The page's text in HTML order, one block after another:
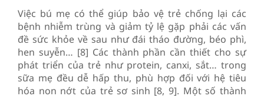
Việc bú mẹ có thể giúp bảo vệ trẻ chống lại các
bệnh nhiễm trùng và giảm tỷ lệ gặp phải các vấn
đề sức khỏe về sau như đái tháo đường, béo phì,
hen suyễn… [8] Các thành phần cần thiết cho sự
phát triển của trẻ như protein, canxi, sắt… trong
sữa mẹ đều dễ hấp thu, phù hợp đối với hệ tiêu
hóa non nớt của trẻ sơ sinh [8, 9]. Một số thành